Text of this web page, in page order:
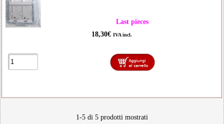
Last pieces
18,30€ IVA incl.
1-5 di 5 prodotti mostrati